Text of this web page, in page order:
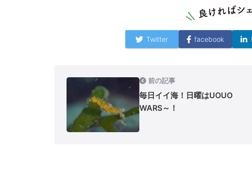
Twitter facebook
前の記事
毎日イイ海！日曜はUOUO
WARS～！